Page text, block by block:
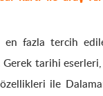
en fazla tercih
tarihi
ile